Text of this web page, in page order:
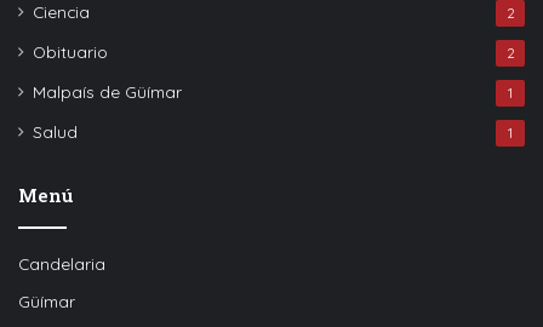
Ciencia 2
Obituario 2
Malpaís de Güímar 1
Salud 1
Menú
Candelaria
Güímar